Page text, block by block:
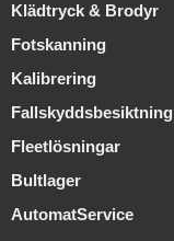
Klädtryck & Brodyr
Fotskanning
Kalibrering
Fallskyddsbesiktning
Fleetlösningar
Bultlager
AutomatService